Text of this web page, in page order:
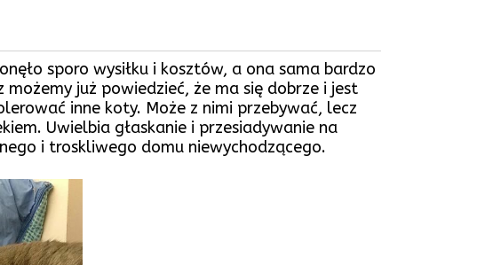
sporo wysiłku i kosztów, a ona sama bardzo
już powiedzieć, że ma się dobrze i jest
inne koty. Może z nimi przebywać, lecz
Uwielbia głaskanie i przesiadywanie na
i troskliwego domu niewychodzącego.